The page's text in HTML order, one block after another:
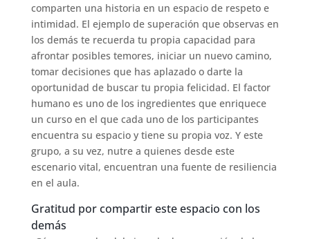
comparten una historia en un espacio de respeto e
intimidad. El ejemplo de superación que observas en
los demás te recuerda tu propia capacidad para
afrontar posibles temores, iniciar un nuevo camino,
tomar decisiones que has aplazado o darte la
oportunidad de buscar tu propia felicidad. El factor
humano es uno de los ingredientes que enriquece
un curso en el que cada uno de los participantes
encuentra su espacio y tiene su propia voz. Y este
grupo, a su vez, nutre a quienes desde este
escenario vital, encuentran una fuente de resiliencia
en el aula.
Gratitud por compartir este espacio con los
demás